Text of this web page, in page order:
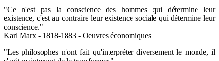
"Ce n'est pas la conscience des hommes qui détermine leur
existence, c'est au contraire leur existence sociale qui détermine leur
conscience."
Karl Marx - 1818-1883 - Oeuvres économiques
"Les philosophes n'ont fait qu'interpréter diversement le monde, il